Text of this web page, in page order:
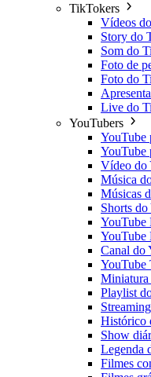
TikTokers
Vídeos
Story do
Som do
Foto de
Foto do
Live do
YouTubers
YouTube
YouTube
Vídeo do
Música
Músicas
Shorts
YouTube
YouTube
Canal do
Miniatura
Playlist
Histórico
Show
Legenda
Filmes